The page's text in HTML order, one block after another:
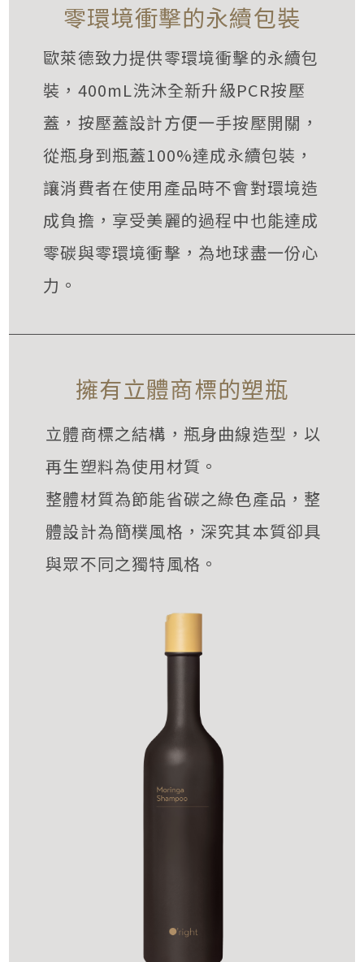
零環境衝擊的永續包裝
歐萊德致力提供零環境衝擊的永續包
裝，400mL洗沐全新升級PCR按壓
蓋，按壓蓋設計方便一手按壓開關，
從瓶身到瓶蓋100%達成永續包裝，
讓消費者在使用產品時不會對環境造
成負擔，享受美麗的過程中也能達成
零碳與零環境衝擊，為地球盡一份心
力。
擁有立體商標的塑瓶
立體商標之結構，瓶身曲線造型，以
再生塑料為使用材質。
整體材質為節能省碳之綠色產品，整
體設計為簡樸風格，深究其本質卻具
與眾不同之獨特風格。